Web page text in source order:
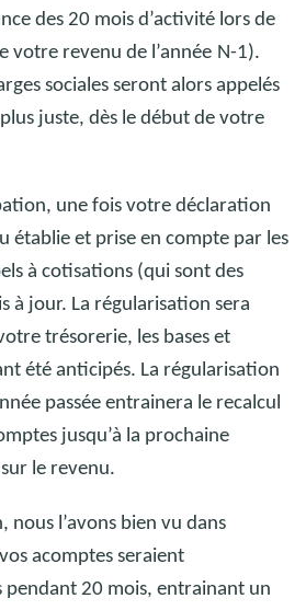
des 20 mois d’activité lors de
votre revenu de l’année N-1).
sociales seront alors appelés
juste, dès le début de votre
une fois votre déclaration
établie et prise en compte par les
à cotisations (qui sont des
à jour. La régularisation sera
trésorerie, les bases et
été anticipés. La régularisation
passée entrainera le recalcul
jusqu’à la prochaine
le revenu.
nous l’avons bien vu dans
acomptes seraient
pendant 20 mois, entrainant un